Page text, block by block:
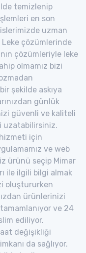
temizlenip
en son
uzman
çözümlerinde
çözümleriyle leke
olmamız bizi
şekilde askıya
günlük
güvenli ve kaliteli
uzatabilirsiniz.
için
ve web
ürünü seçip Mimar
ile ilgili bilgi almak
oluştururken
ürünlerinizi
ve 24
ediliyor.
değişikliği
da sağlıyor.